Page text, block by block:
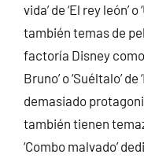
vida’ de ‘El rey león’
también temas de
factoría Disney como
Bruno’ o ‘Suéltalo’
demasiado
también tienen
‘Combo malvado’